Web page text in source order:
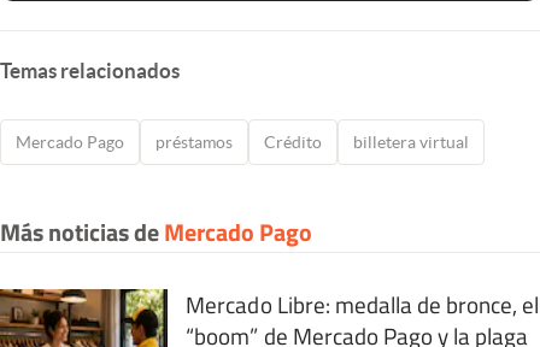
Temas relacionados
Mercado Pago préstamos Crédito billetera virtual
Más noticias deMercado Pago
Mercado Libre: medalla de bronce, el
“boom” de Mercado Pago y la plaga